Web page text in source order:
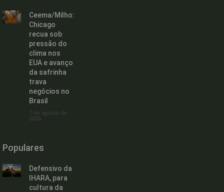
Ceema/Milho:
Chicago
recua sob
pressão do
clima nos
EUA e avanço
da safrinha
trava
negócios no
Brasil
7 de agosto de
2026
Populares
Defensivo da
IHARA, para
cultura da